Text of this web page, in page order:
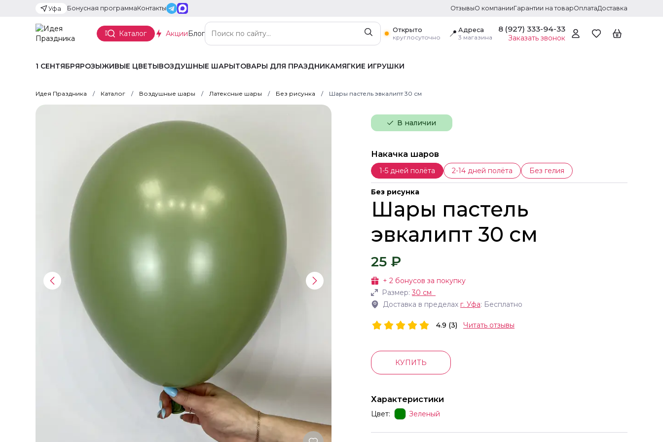
Уфа Бонусная программаКонтакты ОтзывыО компанииГарантии на товарОплатаДоставка
Каталог АкцииБлог
Открыто
круглосуточно
📍 Адреса
3 магазина
8 (927) 333-94-33
Заказать звонок
1 СЕНТЯБРЯРОЗЫЖИВЫЕ ЦВЕТЫВОЗДУШНЫЕ ШАРЫТОВАРЫ ДЛЯ ПРАЗДНИКАМЯГКИЕ ИГРУШКИ
Идея Праздника Каталог Воздушные шары Латексные шары Без рисунка Шары пастель эвкалипт 30 см
В наличии
Накачка шаров
1-5 дней полёта 2-14 дней полёта Без гелия
Без рисунка
Шары пастель
эвкалипт 30 см
25 ₽
+ 2 бонусов за покупку
Размер:30 см
Доставка в пределах г. Уфа: Бесплатно
4.9 (3) Читать отзывы
КУПИТЬ
Характеристики
Цвет: Зеленый